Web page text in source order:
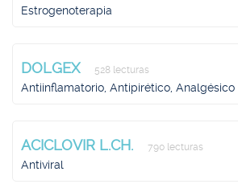
Estrogenoterapia
DOLGEX 528 lecturas
Antiinflamatorio, Antipirético, Analgésico
ACICLOVIR L.CH. 790 lecturas
Antiviral